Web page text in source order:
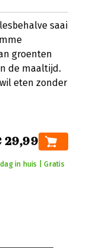
saai
groenten
de maaltijd.
eten zonder
29,99
in huis | Gratis